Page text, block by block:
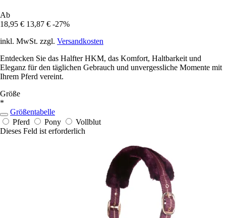
Ab
18,95 € 13,87 € -27%
inkl. MwSt. zzgl. Versandkosten
Entdecken Sie das Halfter HKM, das Komfort, Haltbarkeit und
Eleganz für den täglichen Gebrauch und unvergessliche Momente mit
Ihrem Pferd vereint.
Größe
*
Größentabelle
Pferd
Pony
Vollblut
Dieses Feld ist erforderlich